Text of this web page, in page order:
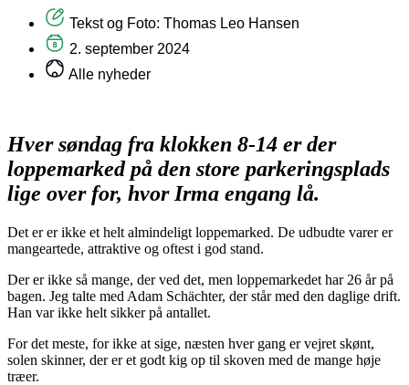
Tekst og Foto: Thomas Leo Hansen
2. september 2024
Alle nyheder
Hver søndag fra klokken 8-14 er der
loppemarked på den store parkeringsplads
lige over for, hvor Irma engang lå.
Det er er ikke et helt almindeligt loppemarked. De udbudte varer er
mangeartede, attraktive og oftest i god stand.
Der er ikke så mange, der ved det, men loppemarkedet har 26 år på
bagen. Jeg talte med Adam Schächter, der står med den daglige drift.
Han var ikke helt sikker på antallet.
For det meste, for ikke at sige, næsten hver gang er vejret skønt,
solen skinner, der er et godt kig op til skoven med de mange høje
træer.